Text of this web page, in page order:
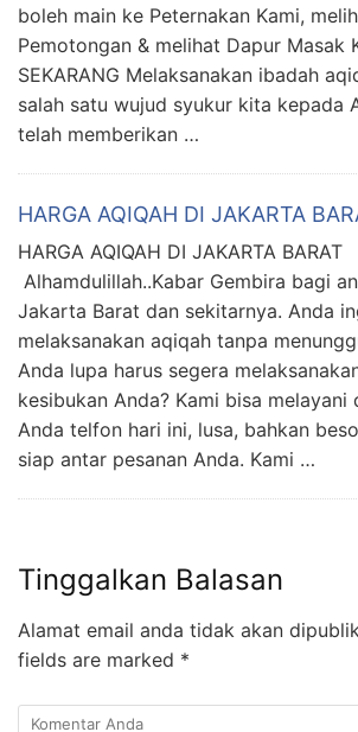
boleh main ke Peternakan Kami,
Pemotongan & melihat Dapur Masak
SEKARANG Melaksanakan ibadah
salah satu wujud syukur kita kepada
telah memberikan …
HARGA AQIQAH DI JAKARTA
HARGA AQIQAH DI JAKARTA
Alhamdulillah..Kabar Gembira bagi
Jakarta Barat dan sekitarnya. Anda
melaksanakan aqiqah tanpa
Anda lupa harus segera
kesibukan Anda? Kami bisa melayani
Anda telfon hari ini, lusa, bahkan
siap antar pesanan Anda. Kami …
Tinggalkan Balasan
Alamat email anda tidak akan
fields are marked *